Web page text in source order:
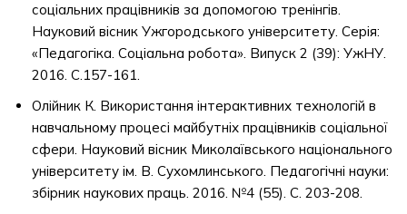
соціальних працівників за допомогою тренінгів.
Науковий вісник Ужгородського університету. Серія:
«Педагогіка. Соціальна робота». Випуск 2 (39): УжНУ.
2016. С.157-161.
Олійник К. Використання інтерактивних технологій в
навчальному процесі майбутніх працівників соціальної
сфери. Науковий вісник Миколаївського національного
університету ім. В. Сухомлинського. Педагогічні науки:
збірник наукових праць. 2016. №4 (55). С. 203-208.